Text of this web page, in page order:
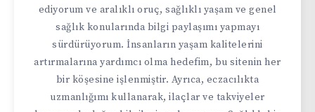
ediyorum ve aralıklı oruç, sağlıklı yaşam ve genel
sağlık konularında bilgi paylaşımı yapmayı
sürdürüyorum. İnsanların yaşam kalitelerini
artırmalarına yardımcı olma hedefim, bu sitenin her
bir köşesine işlenmiştir. Ayrıca, eczacılıkta
uzmanlığımı kullanarak, ilaçlar ve takviyeler